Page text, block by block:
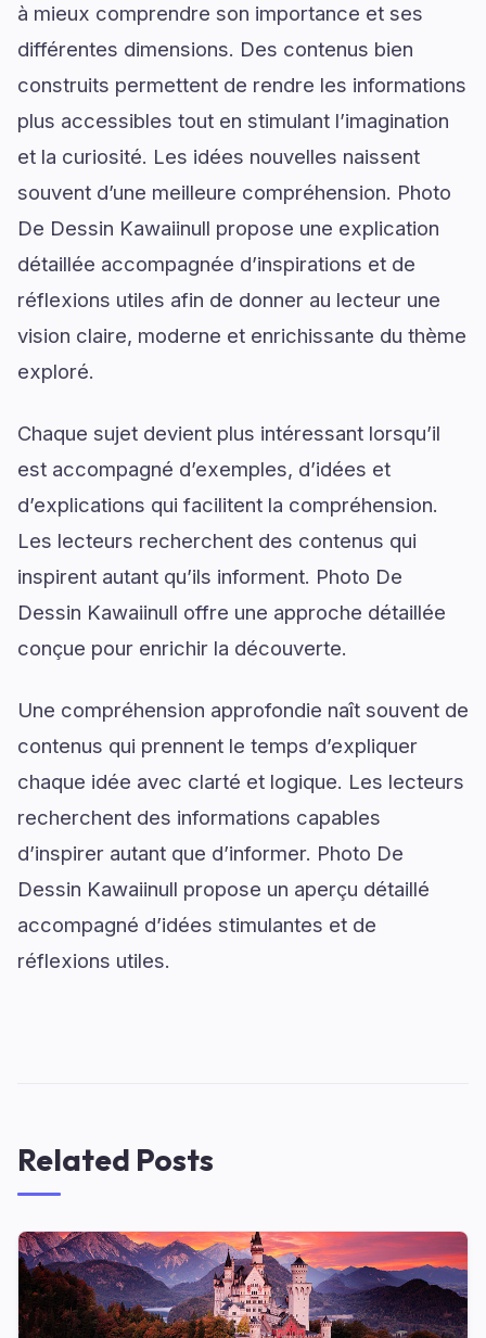
à mieux comprendre son importance et ses
différentes dimensions. Des contenus bien
construits permettent de rendre les informations
plus accessibles tout en stimulant l’imagination
et la curiosité. Les idées nouvelles naissent
souvent d’une meilleure compréhension. Photo
De Dessin Kawaiinull propose une explication
détaillée accompagnée d’inspirations et de
réflexions utiles afin de donner au lecteur une
vision claire, moderne et enrichissante du thème
exploré.
Chaque sujet devient plus intéressant lorsqu’il
est accompagné d’exemples, d’idées et
d’explications qui facilitent la compréhension.
Les lecteurs recherchent des contenus qui
inspirent autant qu’ils informent. Photo De
Dessin Kawaiinull offre une approche détaillée
conçue pour enrichir la découverte.
Une compréhension approfondie naît souvent de
contenus qui prennent le temps d’expliquer
chaque idée avec clarté et logique. Les lecteurs
recherchent des informations capables
d’inspirer autant que d’informer. Photo De
Dessin Kawaiinull propose un aperçu détaillé
accompagné d’idées stimulantes et de
réflexions utiles.
Related Posts